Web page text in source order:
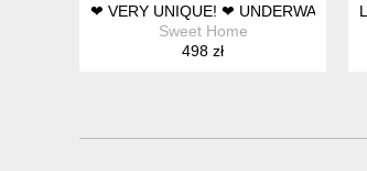
❤ VERY UNIQUE! ❤ UNDERWATER
Sweet Home
498 zł